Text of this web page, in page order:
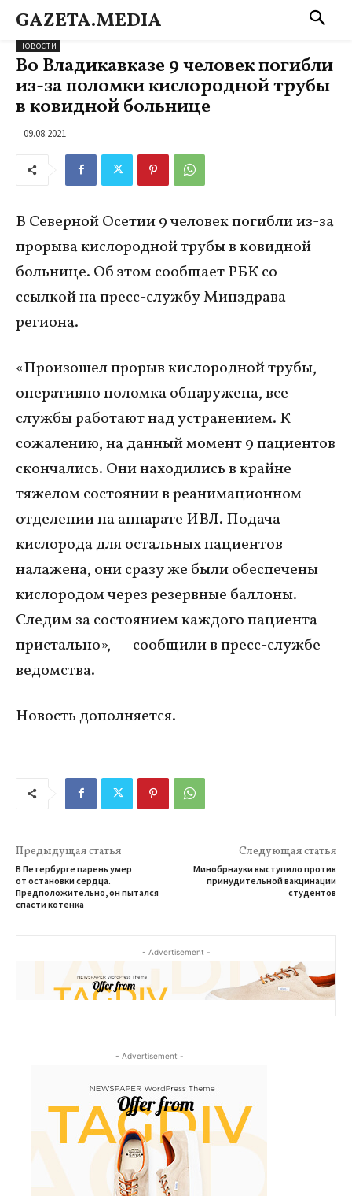
GAZETA.MEDIA
НОВОСТИ
Во Владикавказе 9 человек погибли
из-за поломки кислородной трубы
в ковидной больнице
09.08.2021
В Северной Осетии 9 человек погибли из-за
прорыва кислородной трубы в ковидной
больнице. Об этом сообщает РБК со
ссылкой на пресс-службу Минздрава
региона.
«Произошел прорыв кислородной трубы,
оперативно поломка обнаружена, все
службы работают над устранением. К
сожалению, на данный момент 9 пациентов
скончались. Они находились в крайне
тяжелом состоянии в реанимационном
отделении на аппарате ИВЛ. Подача
кислорода для остальных пациентов
налажена, они сразу же были обеспечены
кислородом через резервные баллоны.
Следим за состоянием каждого пациента
пристально», — сообщили в пресс-службе
ведомства.
Новость дополняется.
Предыдущая статья
В Петербурге парень умер
от остановки сердца.
Предположительно, он пытался
спасти котенка
Следующая статья
Минобрнауки выступило против
принудительной вакцинации
студентов
- Advertisement -
- Advertisement -